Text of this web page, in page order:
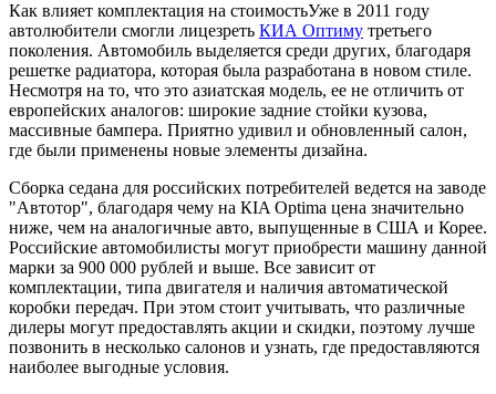
Как влияет комплектация на стоимостьУже в 2011 году
автолюбители смогли лицезреть КИА Оптиму третьего
поколения. Автомобиль выделяется среди других, благодаря
решетке радиатора, которая была разработана в новом стиле.
Несмотря на то, что это азиатская модель, ее не отличить от
европейских аналогов: широкие задние стойки кузова,
массивные бампера. Приятно удивил и обновленный салон,
где были применены новые элементы дизайна.
Сборка седана для российских потребителей ведется на заводе
"Автотор", благодаря чему на КIA Оptima цена значительно
ниже, чем на аналогичные авто, выпущенные в США и Корее.
Российские автомобилисты могут приобрести машину данной
марки за 900 000 рублей и выше. Все зависит от
комплектации, типа двигателя и наличия автоматической
коробки передач. При этом стоит учитывать, что различные
дилеры могут предоставлять акции и скидки, поэтому лучше
позвонить в несколько салонов и узнать, где предоставляются
наиболее выгодные условия.